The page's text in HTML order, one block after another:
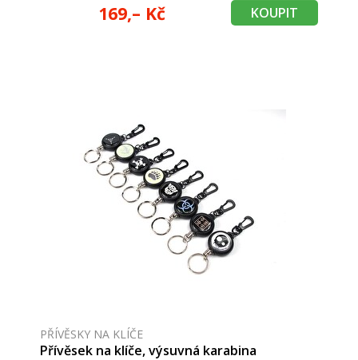
169,– Kč KOUPIT
PŘÍVĚSKY NA KLÍČE
Přívěsek na klíče, výsuvná karabina